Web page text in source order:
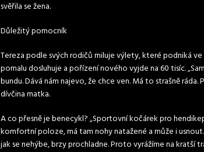
svěřila se žena.
Důležitý pomocník
Tereza podle svých rodičů miluje výlety, které podniká
pomalu dosluhuje a pořízení nového vyjde na 60 tisíc.
bundu. Dává nám najevo, že chce ven. Má to strašně
dívčina matka.
A co přesně je benecykl? „Sportovní kočárek pro
komfortní poloze, má tam nohy natažené a může i
jak se nehýbe, brzy prochladne. Proto vyrážíme na kratší